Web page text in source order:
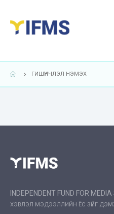
ГИШҮҮНЧЛЭЛ НЭМЭХ
INDEPENDENT FUND FOR
ХЭВЛЭЛ МЭДЭЭЛЛИЙН ЁС ЗҮЙГ